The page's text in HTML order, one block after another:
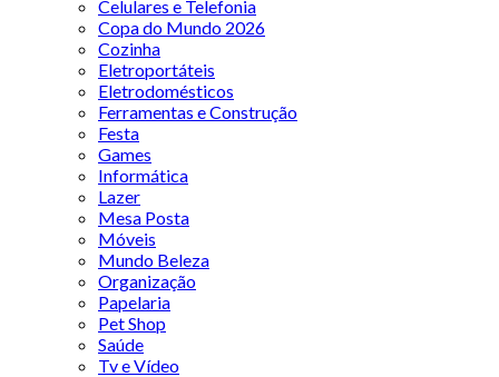
Celulares e Telefonia
Copa do Mundo 2026
Cozinha
Eletroportáteis
Eletrodomésticos
Ferramentas e Construção
Festa
Games
Informática
Lazer
Mesa Posta
Móveis
Mundo Beleza
Organização
Papelaria
Pet Shop
Saúde
Tv e Vídeo